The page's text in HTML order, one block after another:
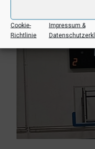
Cookie-
Richtlinie
Impressum &